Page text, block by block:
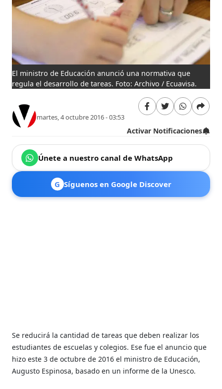
El ministro de Educación anunció una normativa que
regula el desarrollo de tareas. Foto: Archivo / Ecuavisa.
martes, 4 octubre 2016 - 03:53
Activar Notificaciones
Únete a nuestro canal de WhatsApp
G Síguenos en Google Discover
Se reducirá la cantidad de tareas que deben realizar los
estudiantes de escuelas y colegios. Ese fue el anuncio que
hizo este 3 de octubre de 2016 el ministro de Educación,
Augusto Espinosa, basado en un informe de la Unesco.